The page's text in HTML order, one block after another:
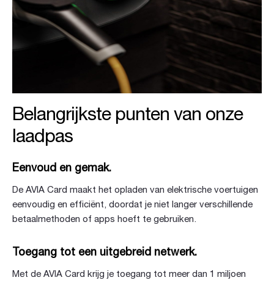
Belangrijkste punten van onze
laadpas
Eenvoud en gemak.
De AVIA Card maakt het opladen van elektrische voertuigen
eenvoudig en efficiënt, doordat je niet langer verschillende
betaalmethoden of apps hoeft te gebruiken.
Toegang tot een uitgebreid netwerk.
Met de AVIA Card krijg je toegang tot meer dan 1 miljoen